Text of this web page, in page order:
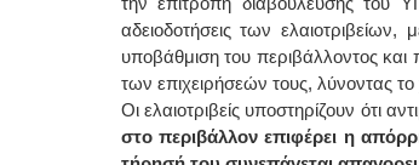
αδειοδοτήσεις των
υποβάθμιση του περιβάλλοντος και
των επιχειρήσεών τους, λύνοντας
Οι ελαιοτριβείς υποστηρίζουν ότι
στο περιβάλλον επιφέρει η